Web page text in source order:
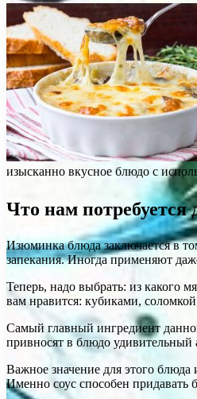
изысканно вкусное блюдо с
Что нам потребуется
Изюминка блюда заключается в
запекания. Иногда применяют
Теперь, надо выбрать: из какого
вам нравится: кубиками,
Самый главный ингредиент
привносят в блюдо удивительный
Важное значение для этого блюда
Именно соус способен